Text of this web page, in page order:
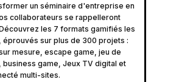
un séminaire d'entreprise en
collaborateurs se rappelleront
les 7 formats gamifiés les
sur plus de 300 projets :
mesure, escape game, jeu de
game, Jeux TV digital et
multi-sites.